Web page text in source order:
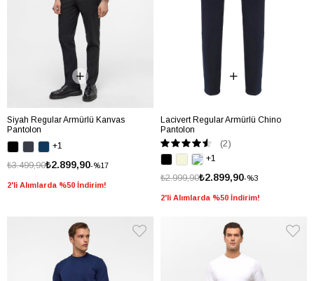
Siyah Regular Armürlü Kanvas
Pantolon
+1
%17
₺2.899,90
₺3.499,90
2'li Alımlarda %50 İndirim!
Lacivert Regular Armürlü Chino
Pantolon
(2)
+1
%3
₺2.899,90
₺2.999,90
2'li Alımlarda %50 İndirim!